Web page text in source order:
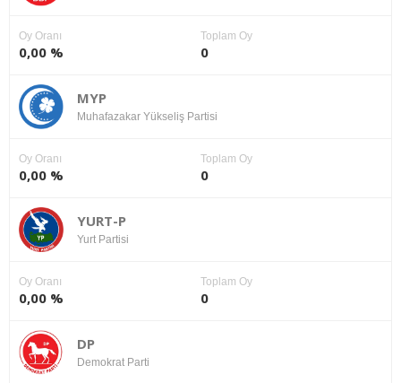
Oy Oranı
0,00 %
Toplam Oy
0
MYP
Muhafazakar Yükseliş Partisi
Oy Oranı
0,00 %
Toplam Oy
0
YURT-P
Yurt Partisi
Oy Oranı
0,00 %
Toplam Oy
0
DP
Demokrat Parti